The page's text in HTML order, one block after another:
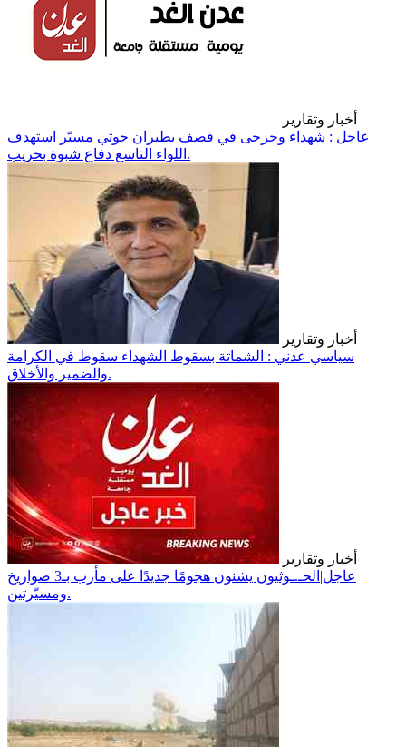
أخبار وتقارير
عاجل : شهداء وجرحى في قصف بطيران حوثي مسيّر استهدف
اللواء التاسع دفاع شبوة بحريب.
أخبار وتقارير
سياسي عدني : الشماتة بسقوط الشهداء سقوط في الكرامة
والضمير والأخلاق.
أخبار وتقارير
عاجل|الحـ.ـوثيون يشنون هجومًا جديدًا على مأرب بـ3 صواريخ
ومسيّرتين.